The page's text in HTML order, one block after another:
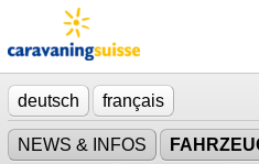
deutsch français
NEWS & INFOS